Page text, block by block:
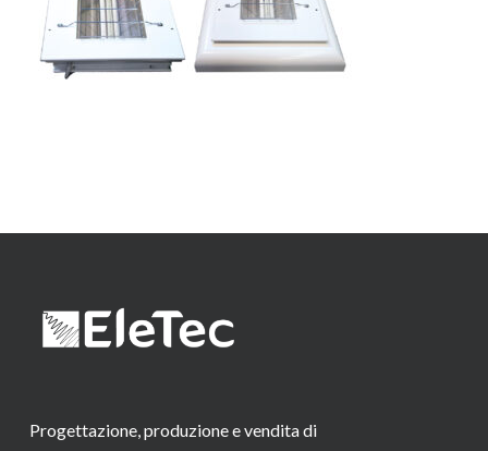
Progettazione, produzione e vendita di